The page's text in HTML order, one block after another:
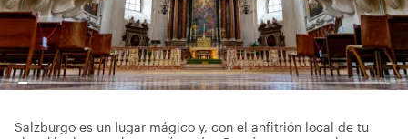
Salzburgo es un lugar mágico y, con el anfitrión local de tu